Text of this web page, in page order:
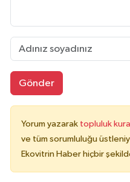
Gönder
Yorum yazarak topluluk
ve tüm sorumluluğu
Ekovitrin Haber hiçbir